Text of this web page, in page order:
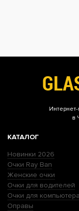
в
КАТАЛОГ
Новинки 2026
Очки Ray Ban
Женские очки
Очки для водителей
Очки для компьютера
Оправы